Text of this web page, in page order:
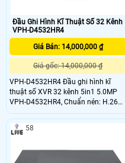
Đầu Ghi Hình Kĩ Thuật Số 32 Kênh
VPH-D4532HR4
Giá Bán: 14,000,000 ₫
Giá gốc: 14,000,000 ₫
VPH-D4532HR4 Đầu ghi hình kĩ
thuật số XVR 32 kênh 5in1 5.0MP
VPH-D4532HR4, Chuẩn nén: H.265
/ H.264 Băng thông tối đa: 96 Mbps
32 kênh Analog HD độ phân giải tối
đa 5
58